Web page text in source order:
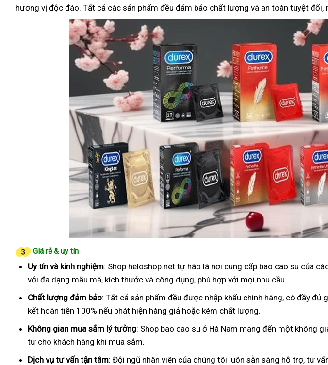
hương vị độc đáo. Tất cả các sản phẩm đều đảm bảo chất lượng và an toàn tuyệt
Giá rẻ & uy tín
Uy tín và kinh nghiệm: Shop heloshop.net tự hào là nơi cung cấp bao cao su của
với đa dạng mẫu mã, kích thước và công dụng, phù hợp với mọi nhu cầu.
Chất lượng đảm bảo: Tất cả sản phẩm đều được nhập khẩu chính hãng, có đầy
kết hoàn tiền 100% nếu phát hiện hàng giả hoặc kém chất lượng.
Không gian mua sắm lý tưởng: Shop bao cao su ở Hà Nam mang đến một không
tư cho khách hàng khi mua sắm.
Dịch vụ tư vấn tận tâm: Đội ngũ nhân viên của chúng tôi luôn sẵn sàng hỗ trợ, tư